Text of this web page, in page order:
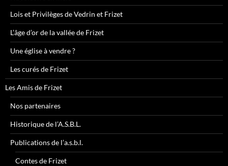
Lois et Privilèges de Vedrin et Frizet
L’âge d’or de la vallée de Frizet
Une église à vendre ?
Les curés de Frizet
Les Amis de Frizet
Nos partenaires
Historique de l’A.S.B.L.
Publications de l’a.s.b.l.
Contes de Frizet